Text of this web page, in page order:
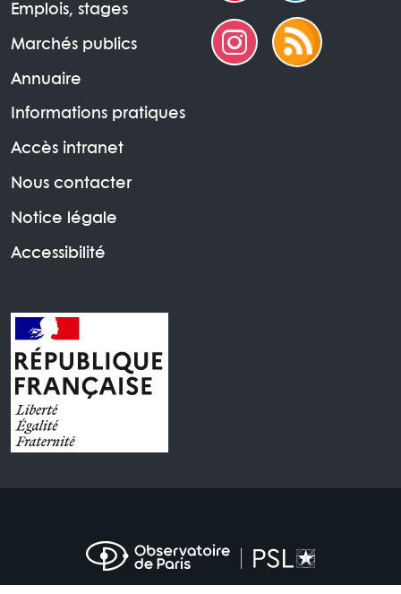
Emplois, stages
Marchés publics
Annuaire
Informations pratiques
Accès intranet
Nous contacter
Notice légale
Accessibilité